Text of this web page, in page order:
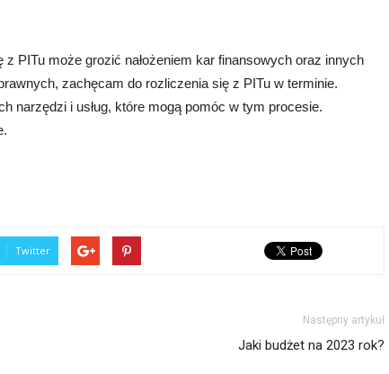
z PITu może grozić nałożeniem kar finansowych oraz innych
zachęcam do rozliczenia się z PITu w terminie.
narzędzi i usług, które mogą pomóc w tym procesie.
Twitter
Następny artykuł
Jaki budżet na 2023 rok?